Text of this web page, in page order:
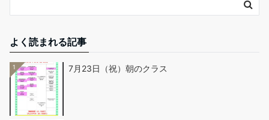
よく読まれる記事
1 7月23日（祝）朝のクラス